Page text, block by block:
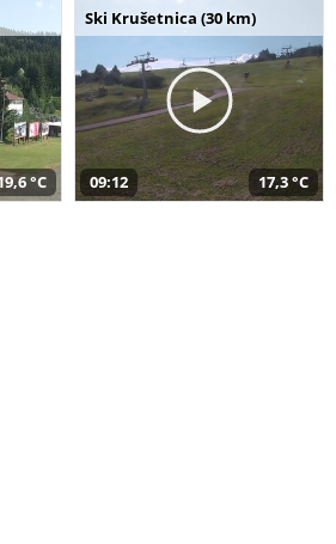
°C
Ski Krušetnica (30 km)
09:12 17,3 °C